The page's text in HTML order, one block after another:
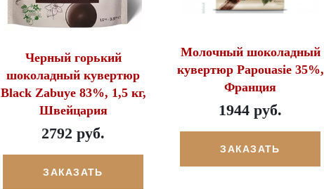
Черный горький
шоколадный кувертюр
Black Zabuye 83%, 1,5 кг,
Швейцария
2792 руб.
ЗАКАЗАТЬ
Молочный шоколадный
кувертюр Papouasie 35%,
Франция
1944 руб.
ЗАКАЗАТЬ